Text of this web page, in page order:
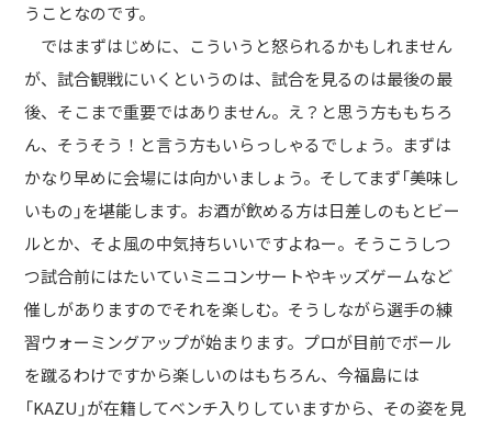
うことなのです。
ではまずはじめに、こういうと怒られるかもしれません
が、試合観戦にいくというのは、試合を見るのは最後の最
後、そこまで重要ではありません。え？と思う方ももちろ
ん、そうそう！と言う方もいらっしゃるでしょう。まずは
かなり早めに会場には向かいましょう。そしてまず「美味し
いもの」を堪能します。お酒が飲める方は日差しのもとビー
ルとか、そよ風の中気持ちいいですよねー。そうこうしつ
つ試合前にはたいていミニコンサートやキッズゲームなど
催しがありますのでそれを楽しむ。そうしながら選手の練
習ウォーミングアップが始まります。プロが目前でボール
を蹴るわけですから楽しいのはもちろん、今福島には
「KAZU」が在籍してベンチ入りしていますから、その姿を見